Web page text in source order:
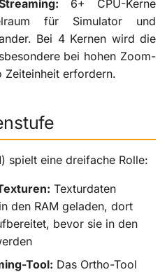
6+ CPU-Kerne
für Simulator und
Bei 4 Kernen wird die
bei hohen Zoom-
Zeiteinheit erfordern.
spielt eine dreifache Rolle:
Texturdaten
den RAM geladen, dort
bevor sie in den
Tool: Das Ortho-Tool